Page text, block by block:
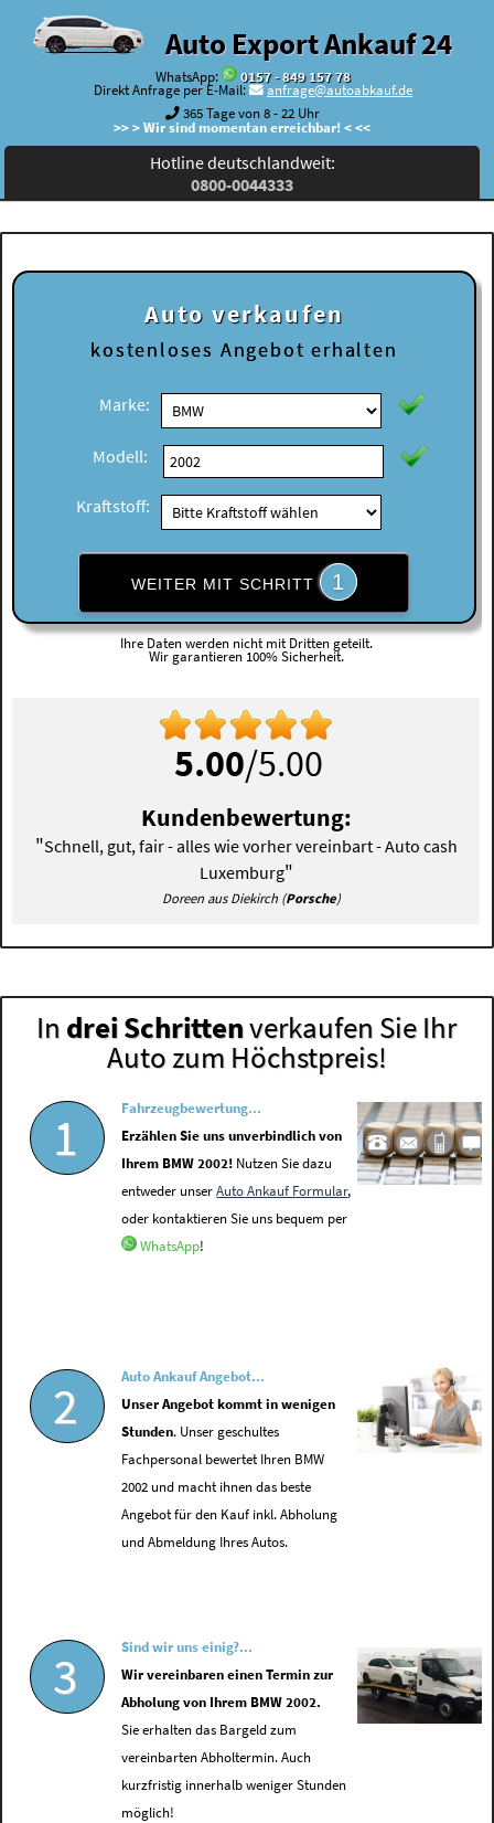
Auto Export Ankauf 24
WhatsApp:
0157 - 849 157 78
Direkt Anfrage per E-Mail:
anfrage@autoabkauf.de
365 Tage von 8 - 22 Uhr
>> > Wir sind momentan erreichbar! < <<
Hotline deutschlandweit:
0800-0044333
Auto verkaufen
kostenloses Angebot erhalten
Marke:
Modell:
Kraftstoff:
WEITER MIT SCHRITT 1
Ihre Daten werden nicht mit Dritten geteilt.
Wir garantieren 100% Sicherheit.
5.00/5.00
Kundenbewertung:
"Schnell, gut, fair - alles wie vorher vereinbart - Auto cash
Luxemburg"
Doreen aus Diekirch (Porsche)
In drei Schrittenverkaufen Sie Ihr
Auto zum Höchstpreis!
1
Fahrzeugbewertung...
Erzählen Sie uns unverbindlich von
Ihrem BMW 2002! Nutzen Sie dazu
entweder unserAuto Ankauf Formular,
oder kontaktieren Sie uns bequem per
WhatsApp!
2
Auto Ankauf Angebot...
Unser Angebot kommt in wenigen
Stunden. Unser geschultes
Fachpersonal bewertet Ihren BMW
2002 und macht ihnen das beste
Angebot für den Kauf inkl. Abholung
und Abmeldung Ihres Autos.
3
Sind wir uns einig?...
Wir vereinbaren einen Termin zur
Abholung von Ihrem BMW 2002.
Sie erhalten das Bargeld zum
vereinbarten Abholtermin. Auch
kurzfristig innerhalb weniger Stunden
möglich!